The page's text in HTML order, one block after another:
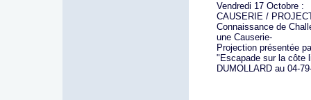
Vendredi 17 Octobre :
CAUSERIE /
Connaissance de
une Causerie-
Projection présentée
"Escapade sur la côte
DUMOLLARD au 04-